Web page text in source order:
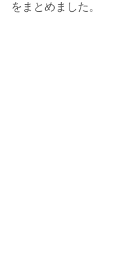
をまとめました。